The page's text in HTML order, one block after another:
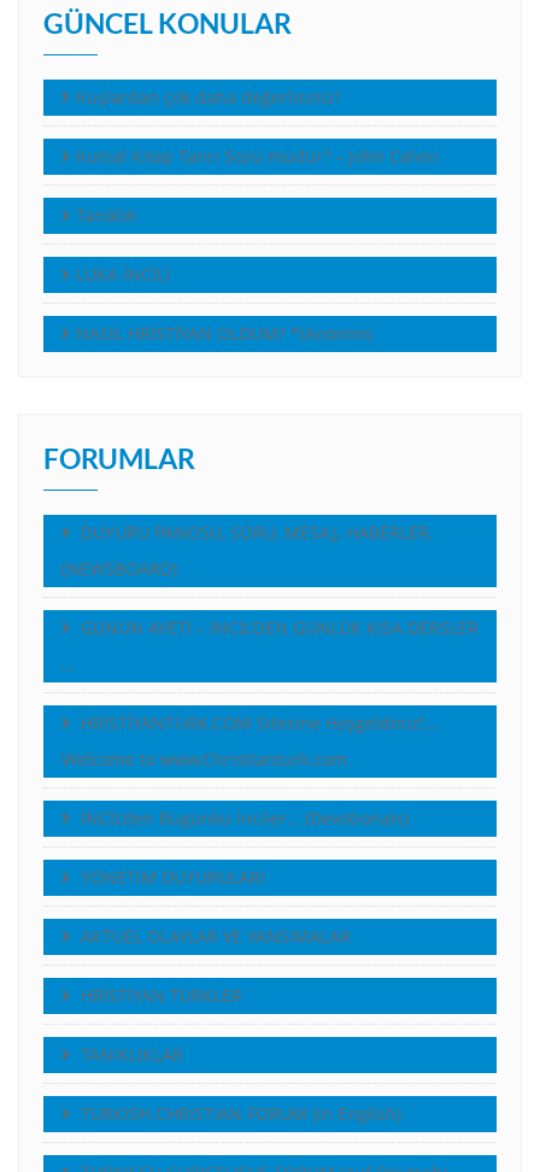
GÜNCEL KONULAR
Kuşlardan çok daha değerlisiniz!
Kutsal Kitap Tanrı Sözü müdür? – John Calvin
Tanıklık
LUKA İNCİLİ
NASIL HRİSTİYAN OLDUM? *(Anonim)
FORUMLAR
DUYURU PANOSU, SORU, MESAJ, HABERLER,
(NEWSBOARD)
GÜNÜN AYETİ – İNCİL’DEN GÜNLÜK KISA DERSLER
…
HRİSTİYANTÜRK.COM Sitesine Hoşgeldiniz!…
Welcome to www.Christianturk.com
İNCİL’den Bugünkü İnciler… (Devotionals)
YÖNETiM DUYURULARI
AKTUEL OLAYLAR VE YANSIMALAR
HRİSTİYAN TÜRKLER
TANIKLIKLAR
TURKISH CHRISTIAN FORUM (in English)